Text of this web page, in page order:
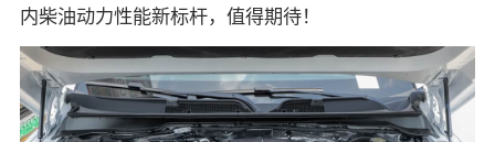
内柴油动力性能新标杆，值得期待！